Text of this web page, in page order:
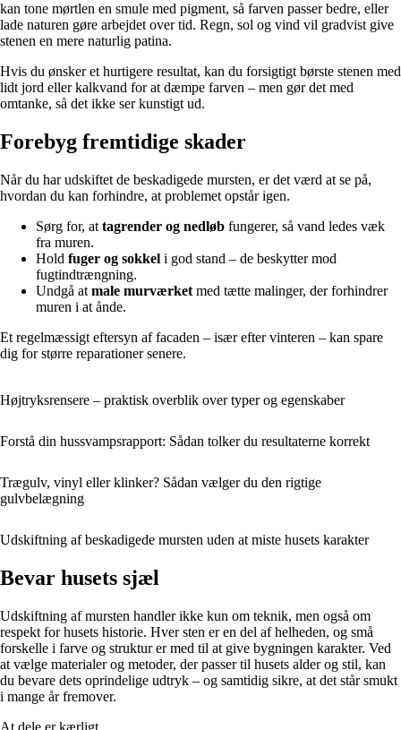
kan tone mørtlen en smule med pigment, så farven passer bedre, eller
lade naturen gøre arbejdet over tid. Regn, sol og vind vil gradvist give
stenen en mere naturlig patina.
Hvis du ønsker et hurtigere resultat, kan du forsigtigt børste stenen med
lidt jord eller kalkvand for at dæmpe farven – men gør det med
omtanke, så det ikke ser kunstigt ud.
Forebyg fremtidige skader
Når du har udskiftet de beskadigede mursten, er det værd at se på,
hvordan du kan forhindre, at problemet opstår igen.
Sørg for, at tagrender og nedløb fungerer, så vand ledes væk
fra muren.
Hold fuger og sokkel i god stand – de beskytter mod
fugtindtrængning.
Undgå at male murværket med tætte malinger, der forhindrer
muren i at ånde.
Et regelmæssigt eftersyn af facaden – især efter vinteren – kan spare
dig for større reparationer senere.
Højtryksrensere – praktisk overblik over typer og egenskaber
Forstå din hussvampsrapport: Sådan tolker du resultaterne korrekt
Trægulv, vinyl eller klinker? Sådan vælger du den rigtige
gulvbelægning
Udskiftning af beskadigede mursten uden at miste husets karakter
Bevar husets sjæl
Udskiftning af mursten handler ikke kun om teknik, men også om
respekt for husets historie. Hver sten er en del af helheden, og små
forskelle i farve og struktur er med til at give bygningen karakter. Ved
at vælge materialer og metoder, der passer til husets alder og stil, kan
du bevare dets oprindelige udtryk – og samtidig sikre, at det står smukt
i mange år fremover.
At dele er kærligt